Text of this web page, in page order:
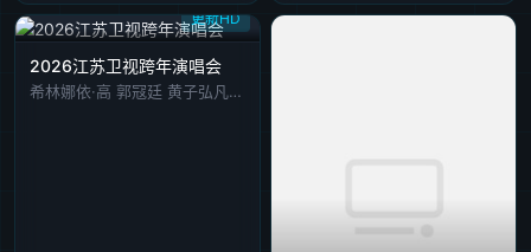
更新HD
2026江苏卫视跨年演唱会
希林娜依·高 郭冦廷 黄子弘凡 李好